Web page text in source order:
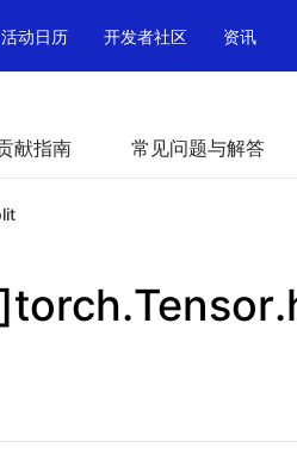
活动日历 开发者社区 资讯
献指南 常见问题与解答